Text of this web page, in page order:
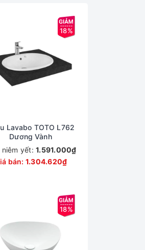
18%
Lavabo TOTO L762
Dương Vành
niêm yết: 1.591.000₫
bán: 1.304.620₫
18%